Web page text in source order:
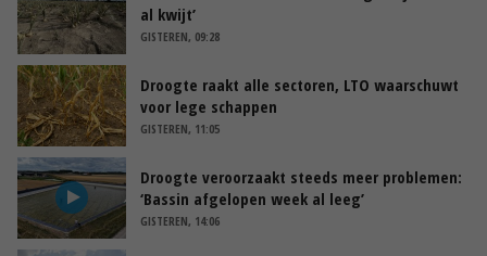
al kwijt’
GISTEREN, 09:28
Droogte raakt alle sectoren, LTO waarschuwt
voor lege schappen
GISTEREN, 11:05
Droogte veroorzaakt steeds meer problemen:
‘Bassin afgelopen week al leeg’
GISTEREN, 14:06